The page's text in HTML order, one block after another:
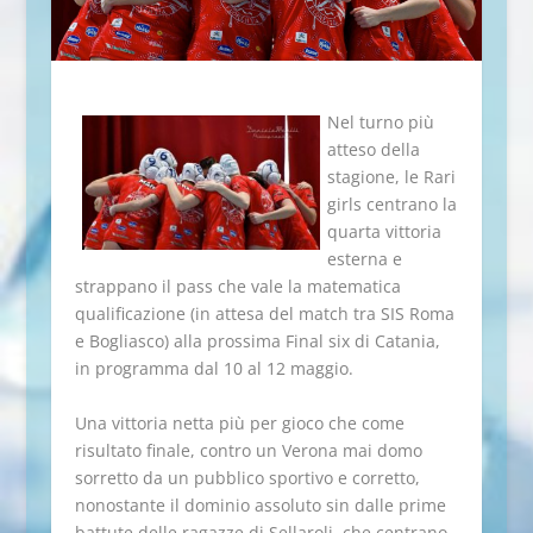
Nel turno più
atteso della
stagione, le Rari
girls centrano la
quarta vittoria
esterna e
strappano il pass che vale la matematica
qualificazione (in attesa del match tra SIS Roma
e Bogliasco) alla prossima Final six di Catania,
in programma dal 10 al 12 maggio.
Una vittoria netta più per gioco che come
risultato finale, contro un Verona mai domo
sorretto da un pubblico sportivo e corretto,
nonostante il dominio assoluto sin dalle prime